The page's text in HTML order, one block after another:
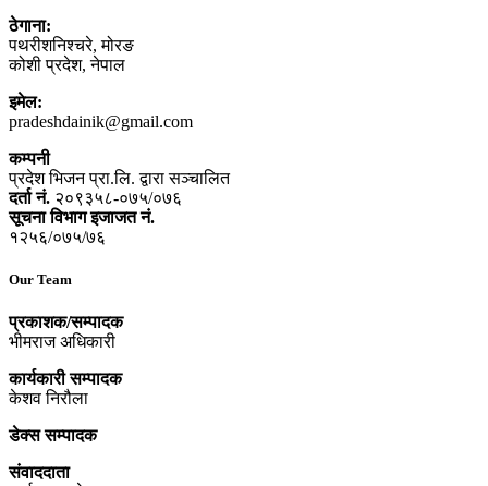
ठेगाना:
पथरीशनिश्‍चरे, मोरङ
कोशी प्रदेश, नेपाल
इमेल:
pradeshdainik@gmail.com
कम्पनी
प्रदेश भिजन प्रा.लि. द्वारा सञ्‍चालित
दर्ता नं. २०९३५८-०७५/०७६
सूचना विभाग इजाजत नं.
१२५६/०७५/७६
Our Team
प्रकाशक/सम्पादक
भीमराज अधिकारी
कार्यकारी सम्पादक
केशव निरौला
डेक्स सम्पादक
संवाददाता